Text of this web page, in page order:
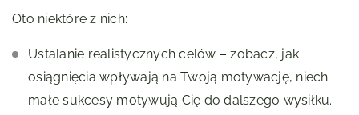
Oto niektóre z nich:
Ustalanie realistycznych celów – zobacz, jak
osiągnięcia wpływają na Twoją motywację, niech
małe sukcesy motywują Cię do dalszego wysiłku.